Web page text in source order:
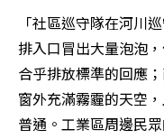
「社區巡守隊在河川
排入口冒出大量泡泡
合乎排放標準的回應
窗外充滿霧霾的天空
普通。工業區周邊民